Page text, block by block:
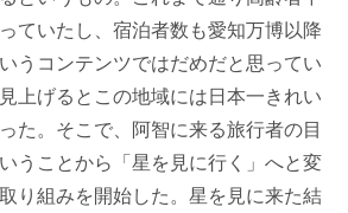
ていたし、宿泊者数も愛知万博以降
うコンテンツではだめだと思ってい
上げるとこの地域には日本一きれい
た。そこで、阿智に来る旅行者の目
うことから「星を見に行く」へと変
り組みを開始した。星を見に来た結